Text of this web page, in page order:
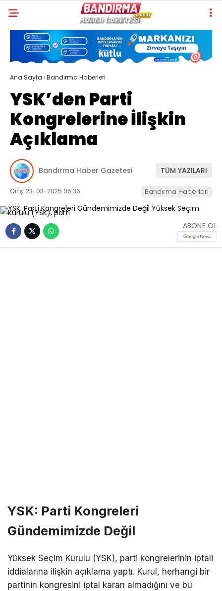
Ana Sayfa ›Bandırma Haberleri
YSK’den Parti
Kongrelerine İlişkin
Açıklama
Bandırma Haber Gazetesi TÜM YAZILARI
Giriş: 23-03-2025 05:36 Bandırma Haberleri
ABONE OL
YSK: Parti Kongreleri
Gündemimizde Değil
Yüksek Seçim Kurulu (YSK), parti kongrelerinin iptali
iddialarına ilişkin açıklama yaptı. Kurul, herhangi bir
partinin kongresini iptal kararı almadığını ve bu